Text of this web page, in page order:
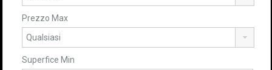
Prezzo Max
Superfice Min